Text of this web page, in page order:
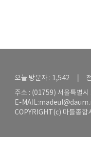
오늘 방문자 : 1,542 | 전
주소 : (01759) 서울특별
E-MAIL:
COPYRIGHT(c) 마들종합